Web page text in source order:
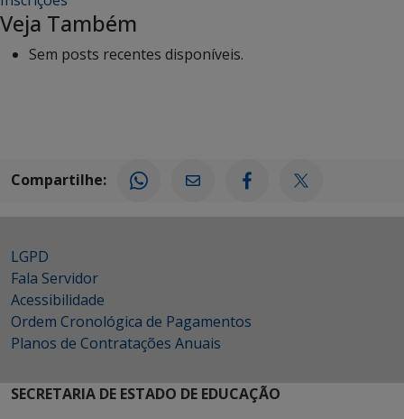
Veja Também
Sem posts recentes disponíveis.
Compartilhe:
LGPD
Fala Servidor
Acessibilidade
Ordem Cronológica de Pagamentos
Planos de Contratações Anuais
SECRETARIA DE ESTADO DE EDUCAÇÃO